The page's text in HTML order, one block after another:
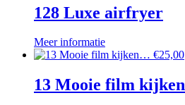
128 Luxe airfryer
Meer informatie
€25,00
13 Mooie film